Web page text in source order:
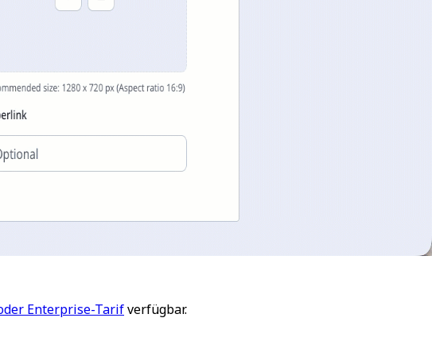
Enterprise-Tarifverfügbar.